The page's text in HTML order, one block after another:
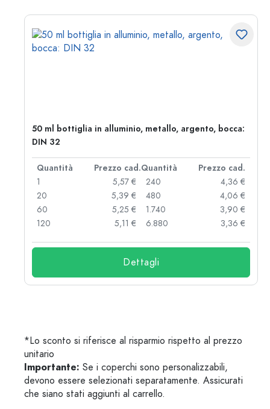
50 ml bottiglia in alluminio, metallo, argento, bocca:
DIN 32
Quantità Prezzo cad.Quantità
Prezzo cad.
1
5,57 €
20
5,39 €
60
5,25 €
120
5,11 €
240
4,36 €
480
4,06 €
1.740
3,90 €
6.880
3,36 €
Dettagli
*Lo sconto si riferisce al risparmio rispetto al prezzo
unitario
Importante: Se i coperchi sono personalizzabili,
devono essere selezionati separatamente. Assicurati
che siano stati aggiunti al carrello.